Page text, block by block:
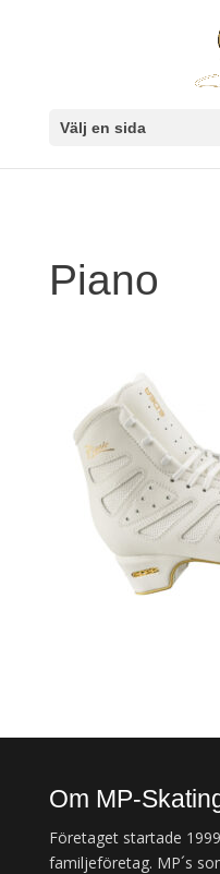
Välj en sida
Piano
Om MP-
Företaget startade
familjeföretag. MP´s